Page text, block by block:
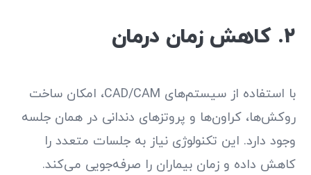
۲. کاهش زمان درمان
با استفاده از سیستم‌های CAD/CAM، امکان ساخت
روکش‌ها، کراون‌ها و پروتزهای دندانی در همان جلسه
وجود دارد. این تکنولوژی نیاز به جلسات متعدد را
کاهش داده و زمان بیماران را صرفه‌جویی می‌کند.